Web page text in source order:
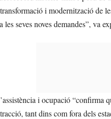
i modernització de
seves noves demandes”, va
i ocupació
tant dins com fora dels